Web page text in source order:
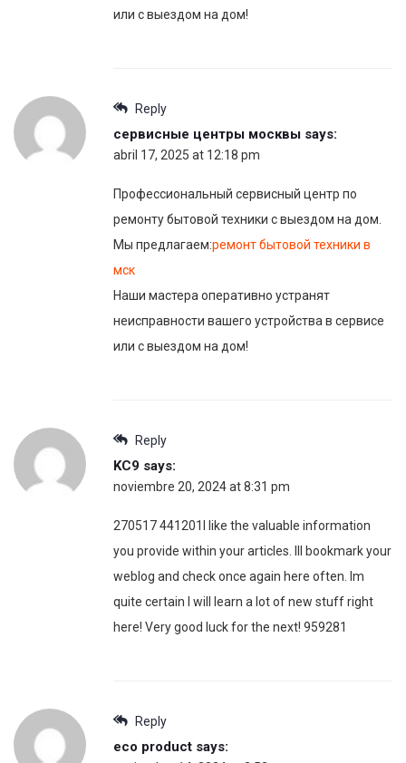
или с выездом на дом!
Reply
сервисные центры москвы says:
abril 17, 2025 at 12:18 pm
Профессиональный сервисный центр по
ремонту бытовой техники с выездом на дом.
Мы предлагаем:ремонт бытовой техники в
мск
Наши мастера оперативно устранят
неисправности вашего устройства в сервисе
или с выездом на дом!
Reply
KC9 says:
noviembre 20, 2024 at 8:31 pm
270517 441201I like the valuable information
you provide within your articles. Ill bookmark your
weblog and check once again here often. Im
quite certain I will learn a lot of new stuff right
here! Very good luck for the next! 959281
Reply
eco product says: